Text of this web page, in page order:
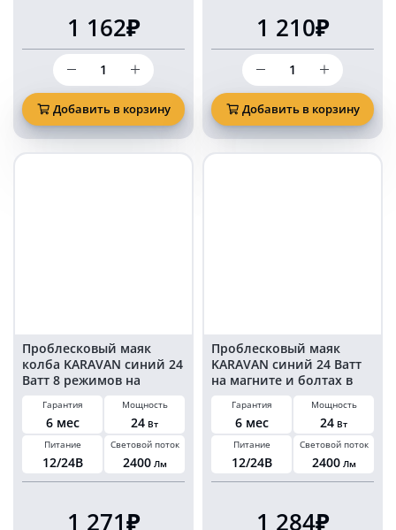
1 162₽
Количество
товара
Маяк
проблесковый
светодиодный
KARAVAN
синий
Добавить в корзину
1 210₽
Количество
товара
Маяк
проблесковый
светодиодный
KARAVAN
синий
Добавить в корзину
Проблесковый маяк
колба KARAVAN синий 24
Ватт 8 режимов на
магните в
прикуриватель
Гарантия
6 мес
Мощность
24 Вт
Питание
12/24В
Световой поток
2400 Лм
1 271₽
Проблесковый маяк
KARAVAN синий 24 Ватт
на магните и болтах в
прикуриватель
Гарантия
6 мес
Мощность
24 Вт
Питание
12/24В
Световой поток
2400 Лм
1 284₽